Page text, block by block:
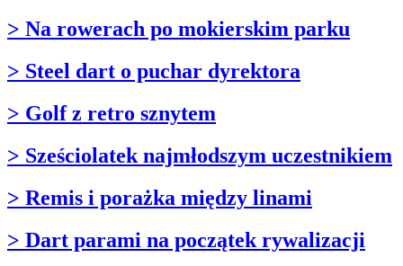
> Na rowerach po mokierskim parku
> Steel dart o puchar dyrektora
> Golf z retro sznytem
> Sześciolatek najmłodszym uczestnikiem
> Remis i porażka między linami
> Dart parami na początek rywalizacji